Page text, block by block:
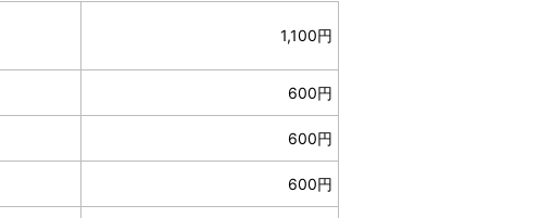
1,100円
600円
600円
600円